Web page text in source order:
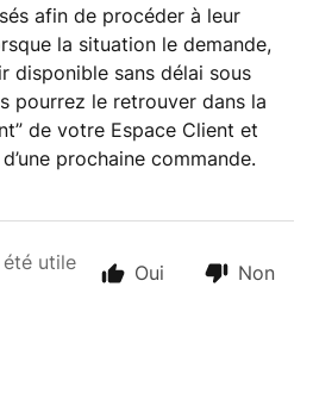
afin de procéder à leur
la situation le demande,
disponible sans délai sous
pourrez le retrouver dans la
de votre Espace Client et
prochaine commande.
utile
Oui Non